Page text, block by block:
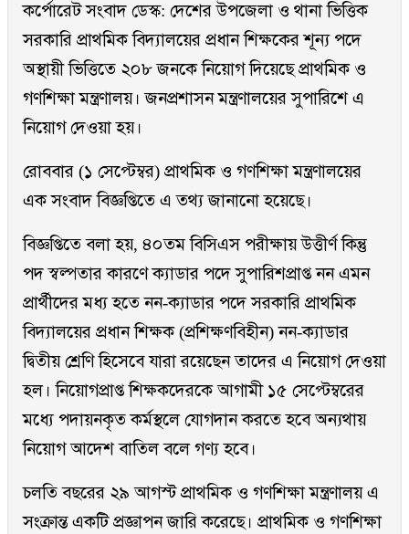
কর্পোরেট সংবাদ ডেস্ক: দেশের উপজেলা ও থানা ভিত্তিক
সরকারি প্রাথমিক বিদ্যালয়ের প্রধান শিক্ষকের শূন্য পদে
অস্থায়ী ভিত্তিতে ২০৮ জনকে নিয়োগ দিয়েছে প্রাথমিক ও
গণশিক্ষা মন্ত্রণালয়। জনপ্রশাসন মন্ত্রণালয়ের সুপারিশে এ
নিয়োগ দেওয়া হয়।
রোববার (১ সেপ্টেম্বর) প্রাথমিক ও গণশিক্ষা মন্ত্রণালয়ের
এক সংবাদ বিজ্ঞপ্তিতে এ তথ্য জানানো হয়েছে।
বিজ্ঞপ্তিতে বলা হয়, ৪০তম বিসিএস পরীক্ষায় উত্তীর্ণ কিন্তু
পদ স্বল্পতার কারণে ক্যাডার পদে সুপারিশপ্রাপ্ত নন এমন
প্রার্থীদের মধ্য হতে নন-ক্যাডার পদে সরকারি প্রাথমিক
বিদ্যালয়ের প্রধান শিক্ষক (প্রশিক্ষণবিহীন) নন-ক্যাডার
দ্বিতীয় শ্রেণি হিসেবে যারা রয়েছেন তাদের এ নিয়োগ দেওয়া
হল। নিয়োগপ্রাপ্ত শিক্ষকদেরকে আগামী ১৫ সেপ্টেম্বরের
মধ্যে পদায়নকৃত কর্মস্থলে যোগদান করতে হবে অন্যথায়
নিয়োগ আদেশ বাতিল বলে গণ্য হবে।
চলতি বছরের ২৯ আগস্ট প্রাথমিক ও গণশিক্ষা মন্ত্রণালয় এ
সংক্রান্ত একটি প্রজ্ঞাপন জারি করেছে। প্রাথমিক ও গণশিক্ষা